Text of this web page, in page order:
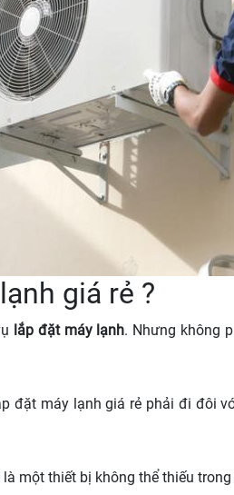
giá rẻ ?
lắp đặt máy lạnh. Nhưng không
đặt máy lạnh giá rẻ phải đi đôi
một thiết bị không thể thiếu